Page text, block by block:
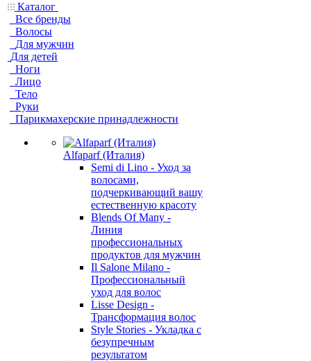
Каталог
Все бренды
Волосы
Для мужчин
Для детей
Ноги
Лицо
Тело
Руки
Парикмахерские принадлежности
Alfaparf (Италия)
Semi di Lino - Уход за
волосами,
подчеркивающий вашу
естественную красоту
Blends Of Many -
Линия
профессиональных
продуктов для мужчин
Il Salone Milano -
Профессиональный
уход для волос
Lisse Design -
Трансформация волос
Style Stories - Укладка с
безупречным
результатом